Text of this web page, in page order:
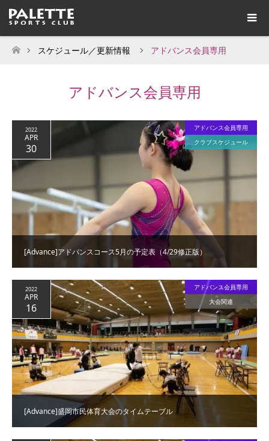
ホーム
スケジュール／更新情報 アドバンス会員専用
アドバンス会員専用
[Advance]アドバンスコース5月の予定表（4/29修正版）
2022
APR
30
アドバンス会員専用
クラブスケジュール
[Advance]盛岡市民体育大会のタイムテーブル
2022
APR
16
アドバンス会員専用
大会関連